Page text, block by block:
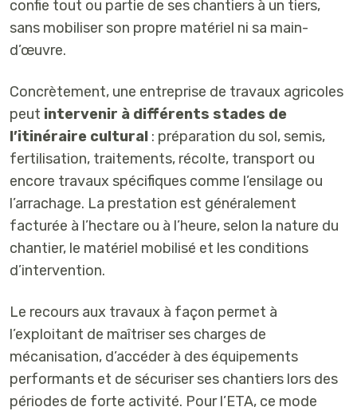
confie tout ou partie de ses chantiers à un tiers,
sans mobiliser son propre matériel ni sa main-
d’œuvre.
Concrètement, une entreprise de travaux agricoles
peut intervenir à différents stades de
l’itinéraire cultural : préparation du sol, semis,
fertilisation, traitements, récolte, transport ou
encore travaux spécifiques comme l’ensilage ou
l’arrachage. La prestation est généralement
facturée à l’hectare ou à l’heure, selon la nature du
chantier, le matériel mobilisé et les conditions
d’intervention.
Le recours aux travaux à façon permet à
l’exploitant de maîtriser ses charges de
mécanisation, d’accéder à des équipements
performants et de sécuriser ses chantiers lors des
périodes de forte activité. Pour l’ETA, ce mode